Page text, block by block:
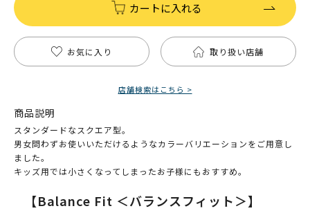
カートに入れる
お気に入り 取り扱い店舗
店舗検索はこちら >
商品説明
スタンダードなスクエア型。
男女問わずお使いいただけるようなカラーバリエーションをご用意し
ました。
キッズ用では小さくなってしまったお子様にもおすすめ。
【Balance Fit ＜バランスフィット＞】